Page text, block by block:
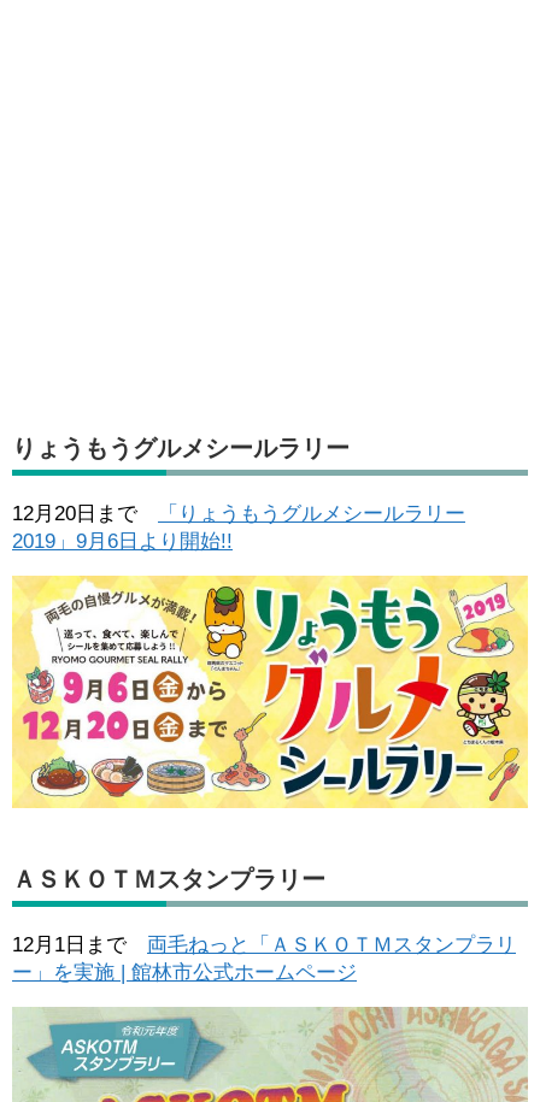
りょうもうグルメシールラリー
12月20日まで
「りょうもうグルメシールラリー
2019」9月6日より開始!!
ＡＳＫＯＴＭスタンプラリー
12月1日まで 両毛ねっと「ＡＳＫＯＴＭスタンプラリ
ー」を実施 | 館林市公式ホームページ